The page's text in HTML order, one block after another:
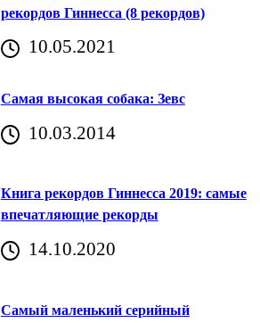
рекордов Гиннесса (8 рекордов)
10.05.2021
Самая высокая собака: Зевс
10.03.2014
Книга рекордов Гиннесса 2019: самые
впечатляющие рекорды
14.10.2020
Самый маленький серийный